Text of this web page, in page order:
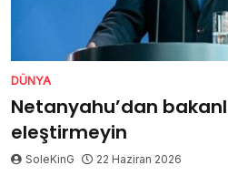
DÜNYA
Netanyahu’dan
eleştirmeyin
SoleKinG 22 Haziran 2026